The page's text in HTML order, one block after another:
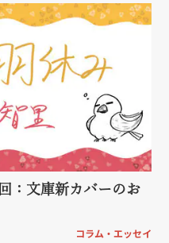
：文庫新カバーのお
コラム・エッセイ